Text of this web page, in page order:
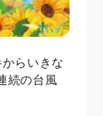
らいきな
続の台風